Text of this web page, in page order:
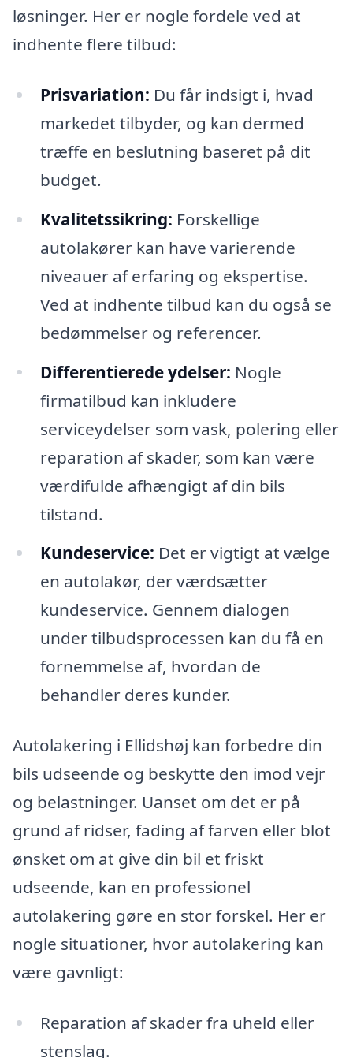
løsninger. Her er nogle fordele ved at
indhente flere tilbud:
Prisvariation: Du får indsigt i, hvad
markedet tilbyder, og kan dermed
træffe en beslutning baseret på dit
budget.
Kvalitetssikring: Forskellige
autolakører kan have varierende
niveauer af erfaring og ekspertise.
Ved at indhente tilbud kan du også se
bedømmelser og referencer.
Differentierede ydelser: Nogle
firmatilbud kan inkludere
serviceydelser som vask, polering eller
reparation af skader, som kan være
værdifulde afhængigt af din bils
tilstand.
Kundeservice: Det er vigtigt at vælge
en autolakør, der værdsætter
kundeservice. Gennem dialogen
under tilbudsprocessen kan du få en
fornemmelse af, hvordan de
behandler deres kunder.
Autolakering i Ellidshøj kan forbedre din
bils udseende og beskytte den imod vejr
og belastninger. Uanset om det er på
grund af ridser, fading af farven eller blot
ønsket om at give din bil et friskt
udseende, kan en professionel
autolakering gøre en stor forskel. Her er
nogle situationer, hvor autolakering kan
være gavnligt:
Reparation af skader fra uheld eller
stenslag.